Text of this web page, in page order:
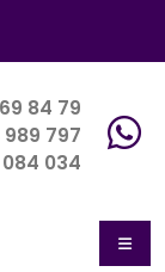
84 79
797
084 034